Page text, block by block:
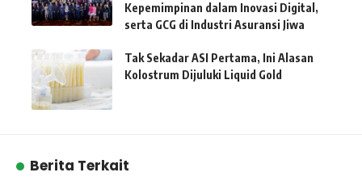
Kepemimpinan dalam Inovasi Digital,
serta GCG di Industri Asuransi Jiwa
Tak Sekadar ASI Pertama, Ini Alasan
Kolostrum Dijuluki Liquid Gold
Berita Terkait